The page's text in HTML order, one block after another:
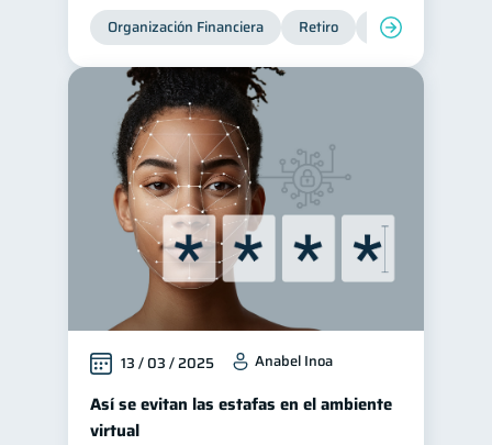
Derechos & Deberes
Inversiones 2
Finanzas Personales
Finanzas en Pareja
Educación Financiera
Mipymes 1
Información financiera
ahorro Retiro
Doble sueldo
Gasto responsable
información financiera 1
Organización Financiera Retiro Cuenta
13 / 03 / 2025 Anabel Inoa
Así se evitan las estafas en el ambiente
virtual